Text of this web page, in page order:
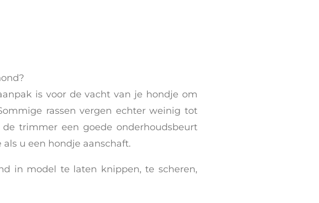
is voor de vacht van je hondje om
rassen vergen echter weinig tot
trimmer een goede onderhoudsbeurt
u een hondje aanschaft.
in model te laten knippen, te scheren,